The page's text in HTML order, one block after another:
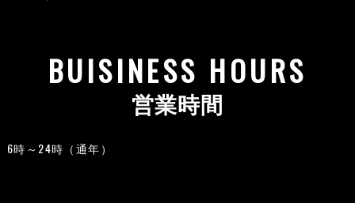
BUISINESS HOURS
営業時間
6時～24時（通年）